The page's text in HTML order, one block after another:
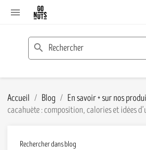

search
Accueil Blog En savoir + sur nos
cacahuète : composition, calories et idées
Rechercher dans blog